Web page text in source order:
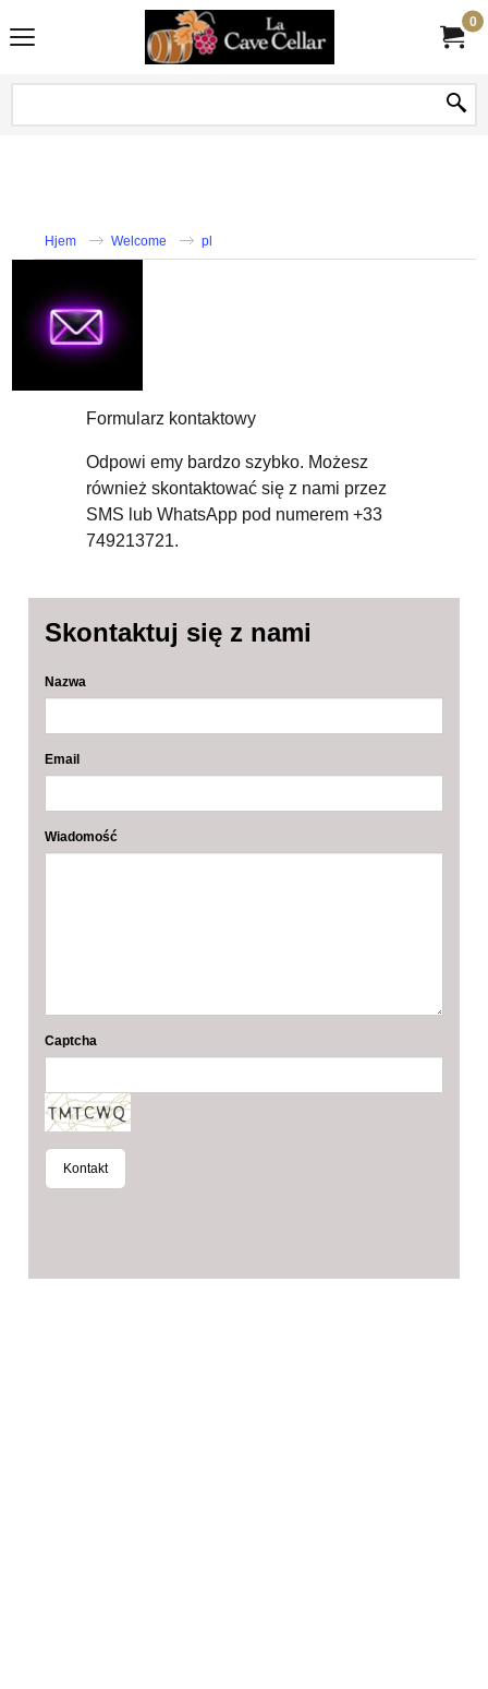
0
Hjem Welcome pl
Formularz kontaktowy
Odpowi emy bardzo szybko. Możesz
również skontaktować się z nami przez
SMS lub WhatsApp pod numerem +33
749213721.
Skontaktuj się z nami
Nazwa
Email
Wiadomość
Captcha
Kontakt